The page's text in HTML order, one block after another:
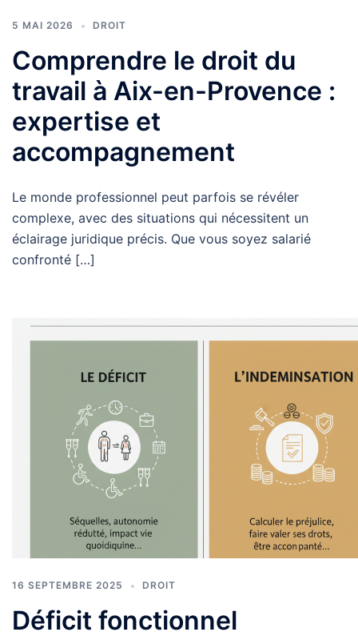
5 MAI 2026 DROIT
Comprendre le droit du
travail à Aix-en-Provence :
expertise et
accompagnement
Le monde professionnel peut parfois se révéler
complexe, avec des situations qui nécessitent un
éclairage juridique précis. Que vous soyez salarié
confronté […]
16 SEPTEMBRE 2025 DROIT
Déficit fonctionnel